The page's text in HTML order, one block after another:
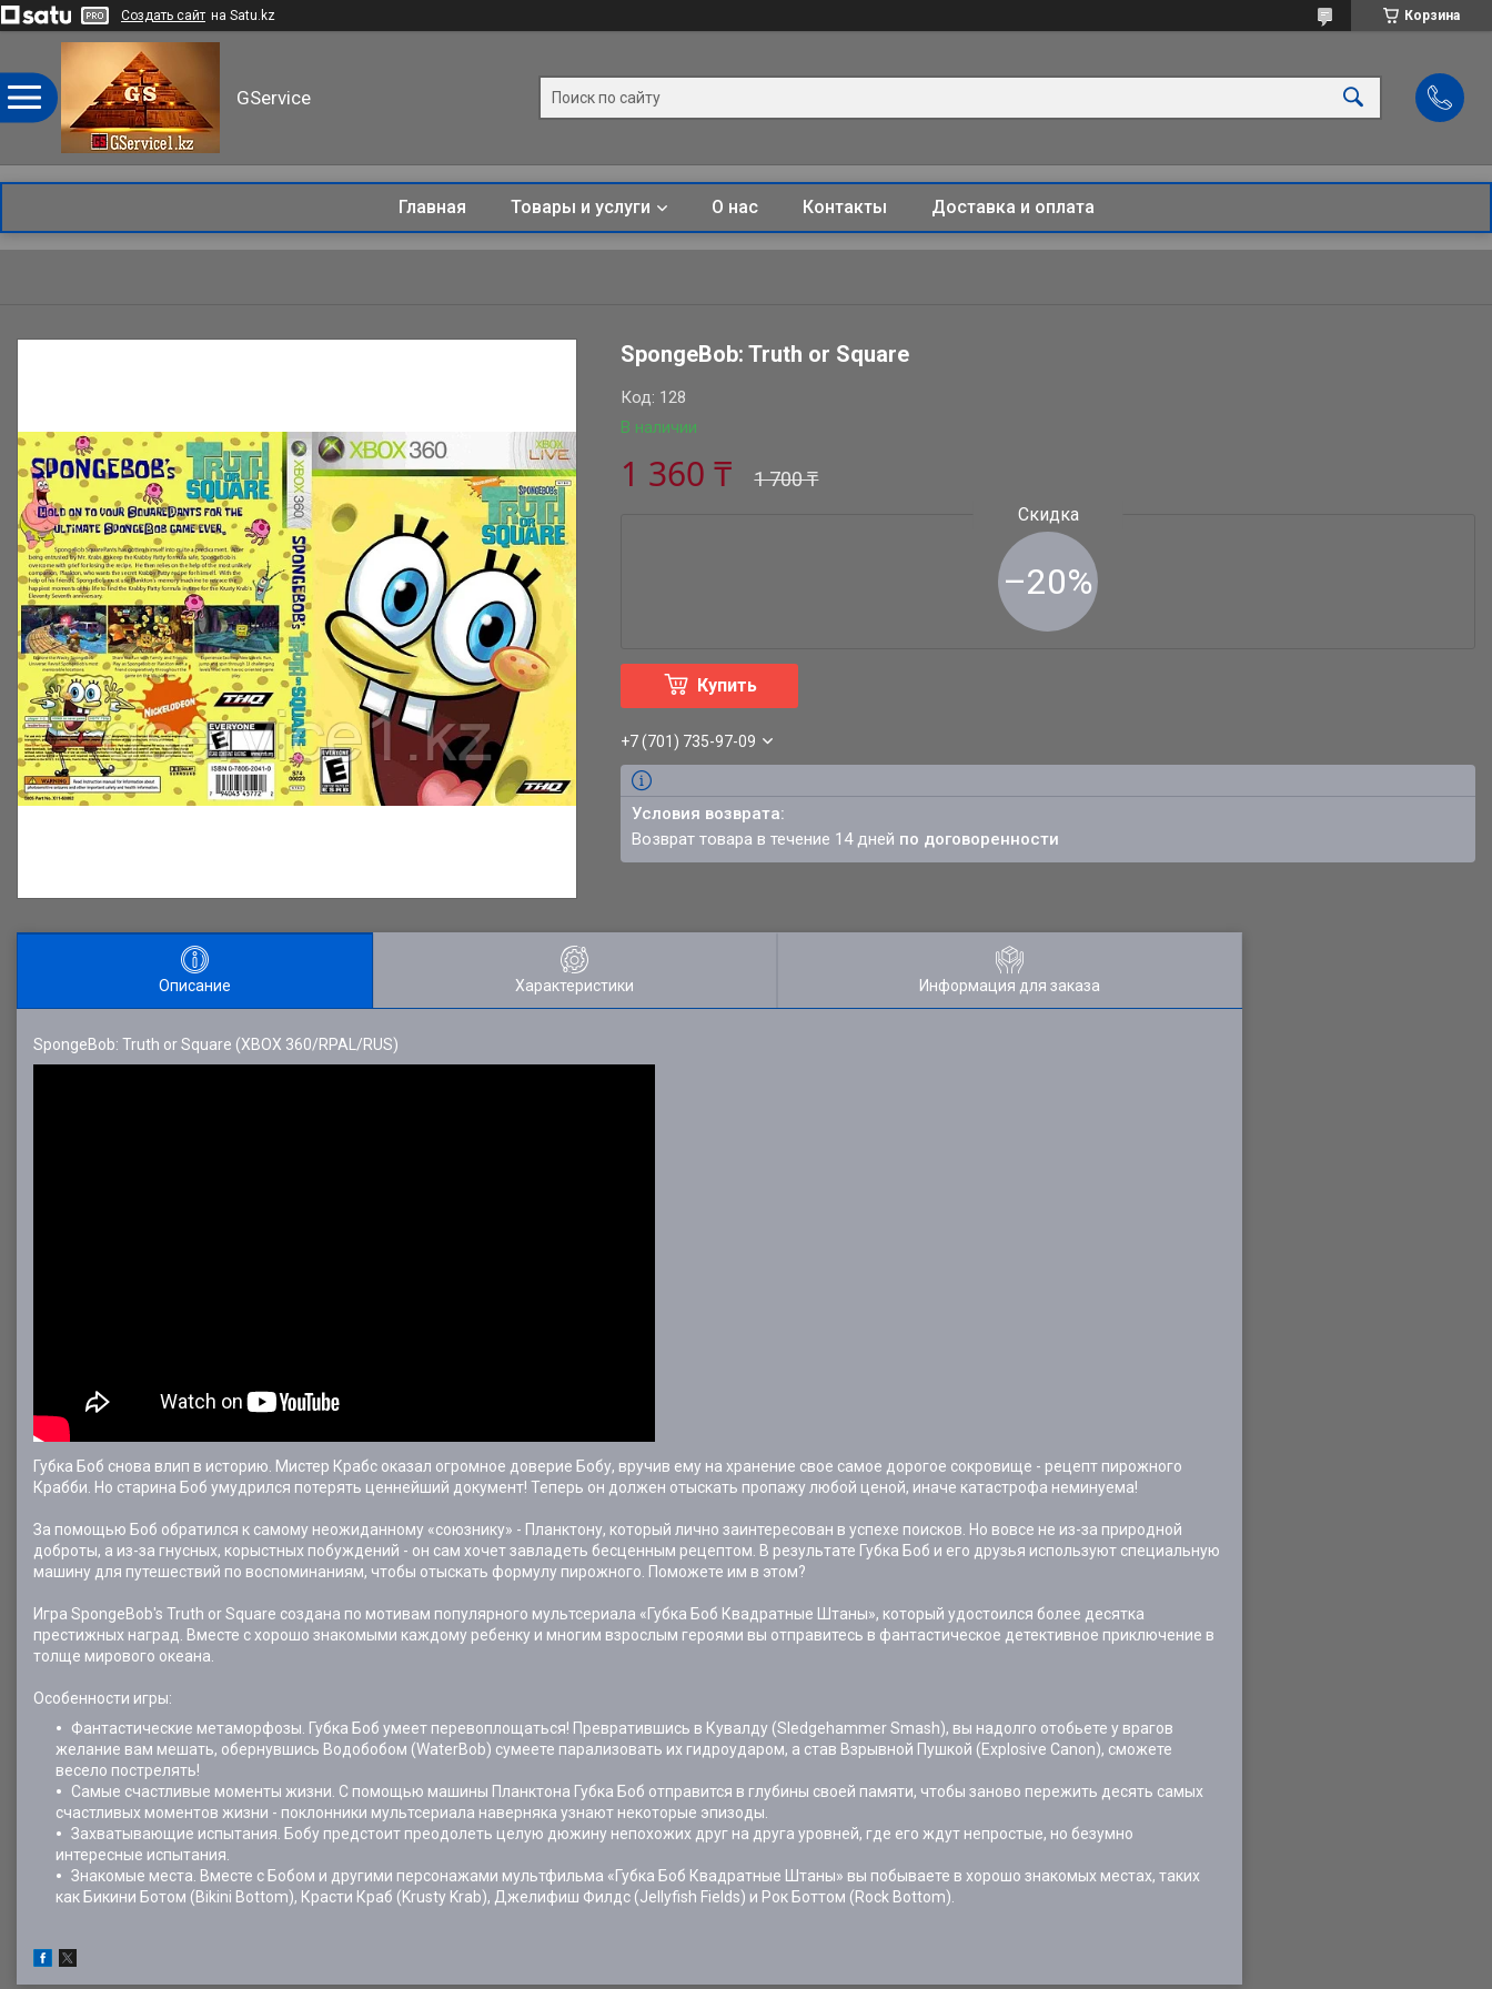
Создать сайт на Satu.kz Корзина
GService
Главная Товары и услуги О нас Контакты Доставка и оплата
SpongeBob: Truth or Square
В наличии
Код: 128
1 700 ₸
1 360 ₸
–20%
Купить
+7 (701) 735-97-09
возврат товара в течение 14 дней по договоренности
Описание Характеристики Информация для заказа
SpongeBob: Truth or Square (XBOX 360/RPAL/RUS)
Губка Боб снова влип в историю. Мистер Крабс оказал огромное доверие Бобу, вручив ему на хранение свое самое дорогое сокровище - рецепт пирожного
Крабби. Но старина Боб умудрился потерять ценнейший документ! Теперь он должен отыскать пропажу любой ценой, иначе катастрофа неминуема!
За помощью Боб обратился к самому неожиданному «союзнику» - Планктону, который лично заинтересован в успехе поисков. Но вовсе не из-за природной
доброты, а из-за гнусных, корыстных побуждений - он сам хочет завладеть бесценным рецептом. В результате Губка Боб и его друзья используют специальную
машину для путешествий по воспоминаниям, чтобы отыскать формулу пирожного. Поможете им в этом?
Игра SpongeBob's Truth or Square создана по мотивам популярного мультсериала «Губка Боб Квадратные Штаны», который удостоился более десятка
престижных наград. Вместе с хорошо знакомыми каждому ребенку и многим взрослым героями вы отправитесь в фантастическое детективное приключение в
толще мирового океана.
Особенности игры:
Фантастические метаморфозы. Губка Боб умеет перевоплощаться! Превратившись в Кувалду (Sledgehammer Smash), вы надолго отобьете у врагов
желание вам мешать, обернувшись Водобобом (WaterBob) сумеете парализовать их гидроударом, а став Взрывной Пушкой (Explosive Canon), сможете
весело пострелять!
Самые счастливые моменты жизни. С помощью машины Планктона Губка Боб отправится в глубины своей памяти, чтобы заново пережить десять самых
счастливых моментов жизни - поклонники мультсериала наверняка узнают некоторые эпизоды.
Захватывающие испытания. Бобу предстоит преодолеть целую дюжину непохожих друг на друга уровней, где его ждут непростые, но безумно
интересные испытания.
Знакомые места. Вместе с Бобом и другими персонажами мультфильма «Губка Боб Квадратные Штаны» вы побываете в хорошо знакомых местах, таких
как Бикини Ботом (Bikini Bottom), Красти Краб (Krusty Krab), Джелифиш Филдс (Jellyfish Fields) и Рок Боттом (Rock Bottom).